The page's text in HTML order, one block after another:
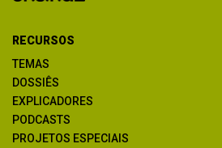
RECURSOS
TEMAS
DOSSIÊS
EXPLICADORES
PODCASTS
PROJETOS ESPECIAIS